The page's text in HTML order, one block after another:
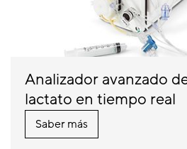
Analizador avanzado
lactato en tiempo real
Saber más